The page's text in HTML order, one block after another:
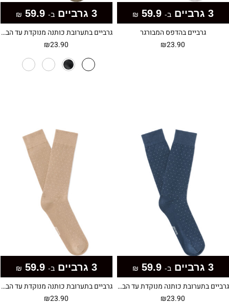
3 גרביים ב- ₪
גרביים בהדפס המבורגר
₪23.90
3 גרביים ב- 59.9
₪
גרביים בתערובת כותנה מנוקדת עד הברך
₪23.90
3 גרביים ב- ₪
גרביים בתערובת כותנה מנוקדת עד הברך
₪23.90
3 גרביים ב- 59.9
₪
גרביים בתערובת כותנה מנוקדת עד הברך
₪23.90